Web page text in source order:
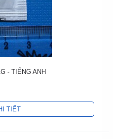
- TIẾNG ANH
TIẾT